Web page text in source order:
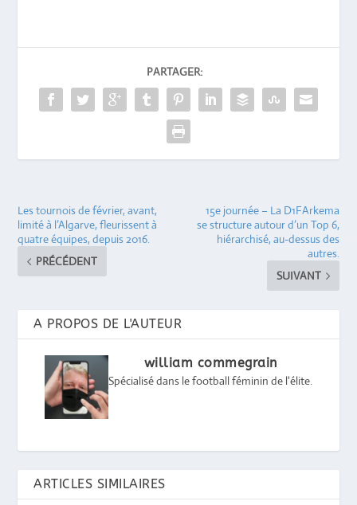
PARTAGER:
Les tournois de février, avant,
limité à l’Algarve, fleurissent à
quatre équipes, depuis 2016.
PRÉCÉDENT
15e journée – La D1FArkema
se structure autour d’un Top 6,
hiérarchisé, au-dessus des
autres.
SUIVANT
A PROPOS DE L'AUTEUR
william commegrain
Spécialisé dans le football féminin de l'élite.
ARTICLES SIMILAIRES